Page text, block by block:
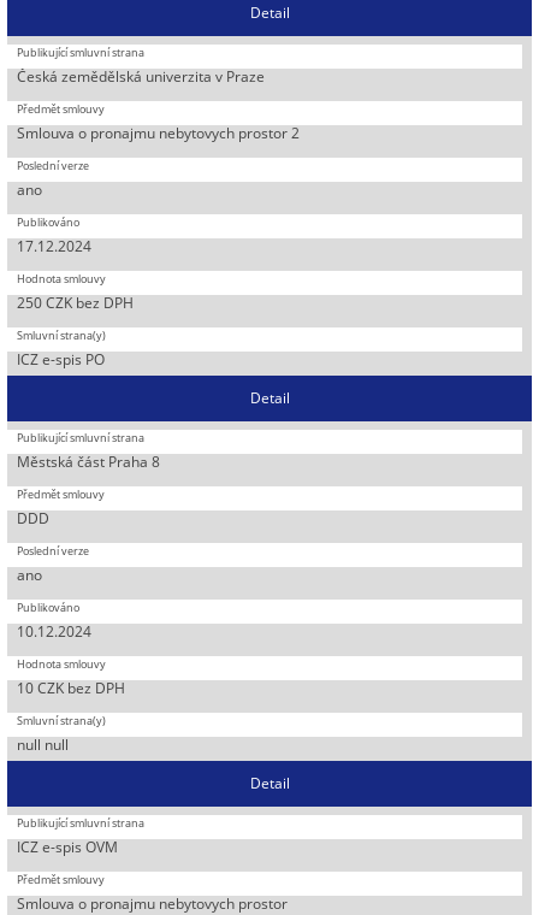
Detail
Česká zemědělská univerzita v Praze
Smlouva o pronajmu nebytovych prostor 2
ano
17.12.2024
250 CZK bez DPH
ICZ e-spis PO
Detail
Městská část Praha 8
DDD
ano
10.12.2024
10 CZK bez DPH
null null
Detail
ICZ e-spis OVM
Smlouva o pronajmu nebytovych prostor